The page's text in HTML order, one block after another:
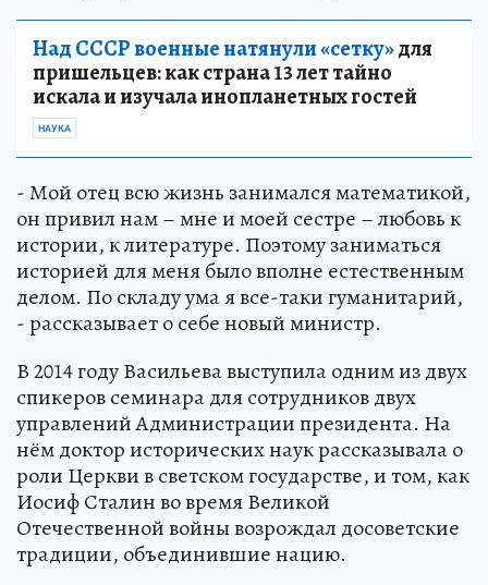
Над СССР военные натянули «сетку»для
пришельцев: как страна 13 лет тайно
искала и изучала инопланетных гостей
НАУКА
- Мой отец всю жизнь занимался математикой,
он привил нам – мне и моей сестре – любовь к
истории, к литературе. Поэтому заниматься
историей для меня было вполне естественным
делом. По складу ума я все-таки гуманитарий,
- рассказывает о себе новый министр.
В 2014 году Васильева выступила одним из двух
спикеров семинара для сотрудников двух
управлений Администрации президента. На
нём доктор исторических наук рассказывала о
роли Церкви в светском государстве, и том, как
Иосиф Сталин во время Великой
Отечественной войны возрождал досоветские
традиции, объединившие нацию.